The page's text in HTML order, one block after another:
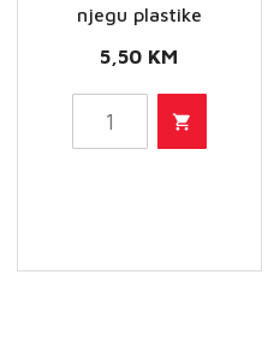
njegu plastike
5,50 KM
SONAX
Maramice
plastike